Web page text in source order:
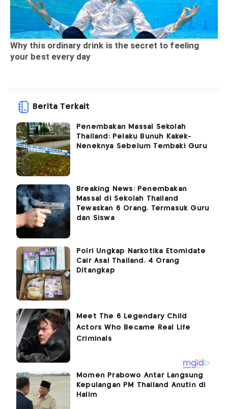
Berita Terkait
Penembakan Massal Sekolah
Thailand: Pelaku Bunuh Kakek-
Neneknya Sebelum Tembaki Guru
Breaking News: Penembakan
Massal di Sekolah Thailand
Tewaskan 6 Orang, Termasuk Guru
dan Siswa
Polri Ungkap Narkotika Etomidate
Cair Asal Thailand, 4 Orang
Ditangkap
Momen Prabowo Antar Langsung
Kepulangan PM Thailand Anutin di
Halim